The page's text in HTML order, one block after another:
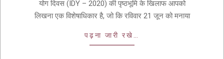
योग दिवस (IDY – 2020) की पृष्ठभूमि के खिलाफ आपको
लिखना एक विशेषाधिकार है, जो कि रविवार 21 जून को मनाया
पढ़ना जारी रखे…